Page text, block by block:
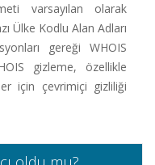
varsayılan olarak
Ülke Kodlu Alan Adları
gereği WHOIS
gizleme, özellikle
için çevrimiçi gizliliği